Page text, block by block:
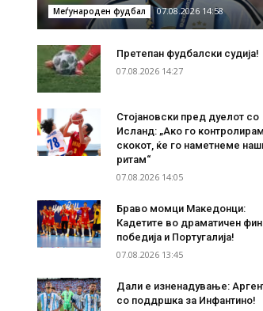
Меѓународен фудбал 07.08.2026 14:58
Претепан фудбалски судија!
07.08.2026 14:27
Стојановски пред дуелот со
Исланд: „Ако го
скокот, ќе го наметнеме
ритам“
07.08.2026 14:05
Браво момци Македонци:
Кадетите во драматичен
победија и Португалија!
07.08.2026 13:45
Дали е изненадување:
со поддршка за Инфантино!